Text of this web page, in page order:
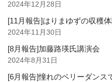
2024年12月28日
[11月報告]はりまゆずの収穫
2024年11月30日
[8月報告]加藤路瑛氏講演会
2024年8月31日
[6月報告]憧れのベリーダンス